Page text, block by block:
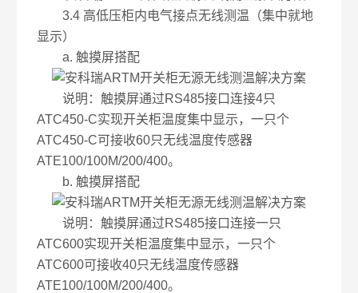
3.4 高低压柜内电气接点无线测温（集中就地
显示）
a. 触摸屏搭配
说明：触摸屏通过RS485接口连接4只
ATC450-C实现开关柜温度集中显示，一只个
ATC450-C可接收60只无线温度传感器
ATE100/100M/200/400。
b. 触摸屏搭配
说明：触摸屏通过RS485接口连接一只
ATC600实现开关柜温度集中显示，一只个
ATC600可接收40只无线温度传感器
ATE100/100M/200/400。